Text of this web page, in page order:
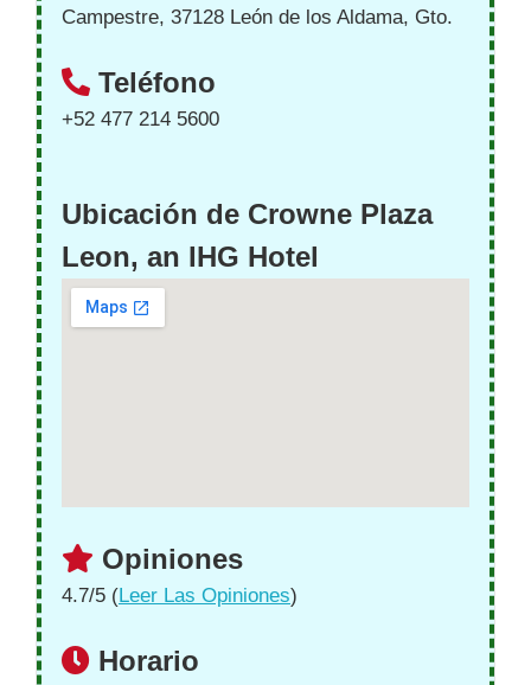
Campestre, 37128 León de los Aldama, Gto.
Teléfono
+52 477 214 5600
Ubicación de Crowne Plaza
Leon, an IHG Hotel
Opiniones
4.7/5 (Leer Las Opiniones)
Horario